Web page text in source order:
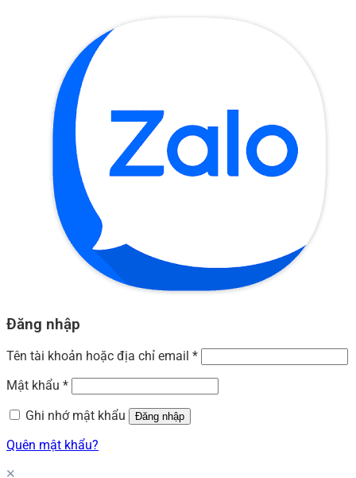
Đăng nhập
Tên tài khoản hoặc địa chỉ email *
Mật khẩu *
Ghi nhớ mật khẩu
Đăng nhập
Quên mật khẩu?